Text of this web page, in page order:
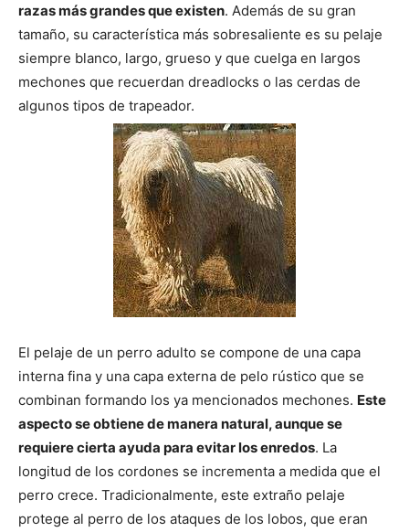
de
–
Fotos
de
Cachorros
razas más grandes que existen. Además de su gran
tamaño, su característica más sobresaliente es su pelaje
siempre blanco, largo, grueso y que cuelga en largos
mechones que recuerdan dreadlocks o las cerdas de
algunos tipos de trapeador.
El pelaje de un perro adulto se compone de una capa
interna fina y una capa externa de pelo rústico que se
combinan formando los ya mencionados mechones. Este
aspecto se obtiene de manera natural, aunque se
requiere cierta ayuda para evitar los enredos. La
longitud de los cordones se incrementa a medida que el
perro crece. Tradicionalmente, este extraño pelaje
protege al perro de los ataques de los lobos, que eran